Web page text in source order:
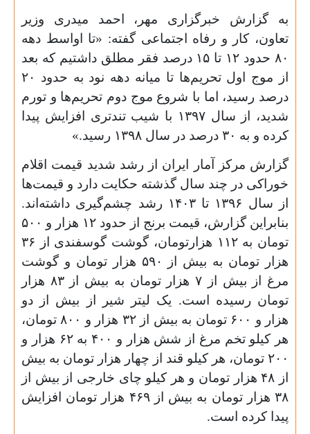
به گزارش خبرگزاری مهر، احمد میدری وزیر
تعاون، کار و رفاه اجتماعی گفته: «تا اواسط دهه
۸۰حدود ۱۲ تا ۱۵ درصد فقر مطلق داشتیم که بعد
از موج اول تحریم‌ها تا میانه دهه نود به حدود ۲۰
درصد رسید، اما با شروع موج دوم تحریم‌ها و تورم
شدید، از سال۱۳۹۷ با شیب تندتری افزایش پیدا
کرده و به ۳۰ درصد در سال ۱۳۹۸ رسید.»
گزارش مرکز آمار ایران از رشد شدید قیمت اقلام
خوراکی در چند سال گذشته حکایت دارد و قیمت‌ها
از سال ۱۳۹۶ تا۱۴۰۳ رشد چشم‌گیری داشته‌اند.
بنابراین گزارش، قیمت برنج از حدود ۱۲ هزار و ۵۰۰
تومان به۱۱۲ هزارتومان، گوشت گوسفندی از ۳۶
هزار تومان به بیش از
۵۹۰ هزار تومان و گوشت
مرغ از بیش از ۷هزار تومان به بیش از۸۳ هزار
تومان رسیده است. یک لیتر شیر از بیش از دو
هزار و ۶۰۰ تومان به بیش از۳۲ هزار و ۸۰۰ تومان،
هر کیلو تخم مرغ از شش هزار و ۴۰۰ به۶۲ هزار و
۲۰۰ تومان، هر کیلو قند از چهار هزار تومان به بیش
از ۴۸ هزار تومان و هر کیلو چای خارجی از بیش از
۳۸ هزار تومان به بیش از ۴۶۹ هزار تومان افزایش
پیدا کرده است.